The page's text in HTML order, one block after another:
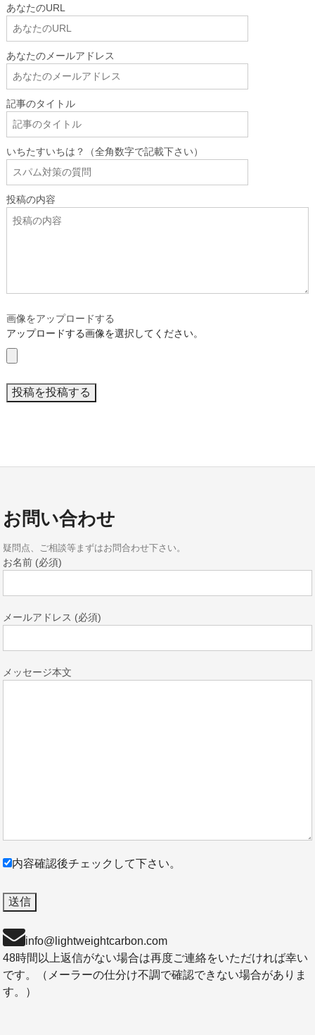
あなたのURL
あなたのメールアドレス
記事のタイトル
いちたすいちは？（全角数字で記載下さい）
投稿の内容
画像をアップロードする
アップロードする画像を選択してください。
お問い合わせ
疑問点、ご相談等まずはお問合わせ下さい。
お名前 (必須)
メールアドレス (必須)
メッセージ本文
内容確認後チェックして下さい。
info@lightweightcarbon.com
48時間以上返信がない場合は再度ご連絡をいただければ幸い
です。（メーラーの仕分け不調で確認できない場合がありま
す。）